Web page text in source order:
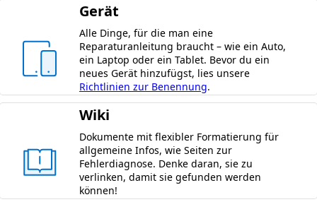
Gerät
Alle Dinge, für die man eine
Reparaturanleitung braucht – wie ein Auto,
ein Laptop oder ein Tablet. Bevor du ein
neues Gerät hinzufügst, lies unsere
Richtlinien zur Benennung.
Wiki
Dokumente mit flexibler Formatierung für
allgemeine Infos, wie Seiten zur
Fehlerdiagnose. Denke daran, sie zu
verlinken, damit sie gefunden werden
können!